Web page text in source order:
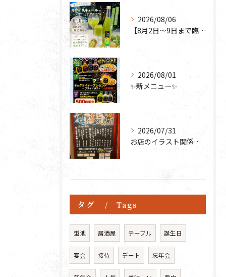
2026/08/06
【8月2日〜9日まで臨時休業】
2026/08/01
✨新メニュー✨
2026/07/31
お店のイラスト関係を頼らせてもらってるスタッフが、
タグ Tags
蛍池 居酒屋 テーブル 誕生日
宴会 接待 デート 忘年会